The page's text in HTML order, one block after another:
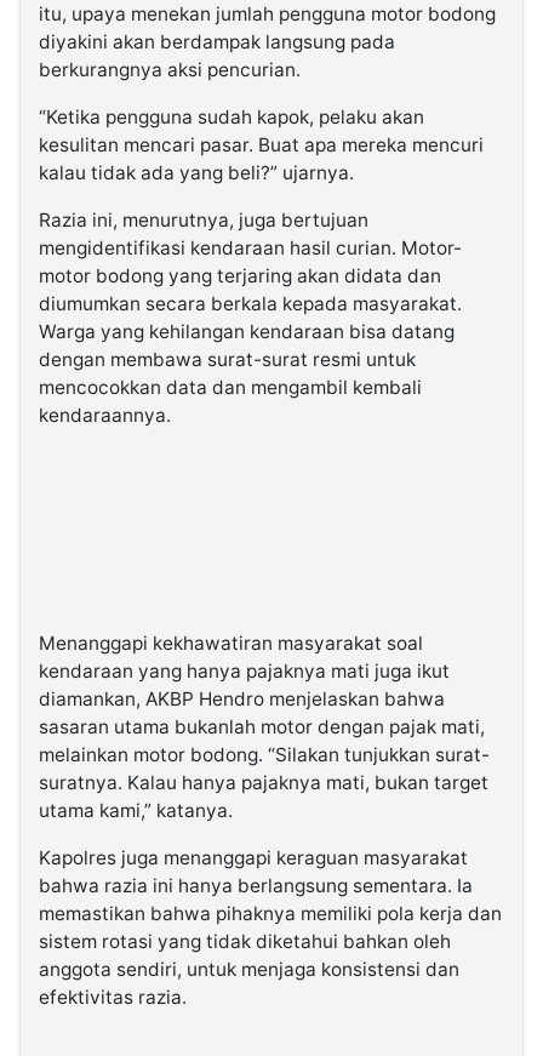
itu, upaya menekan jumlah pengguna motor bodong
diyakini akan berdampak langsung pada
berkurangnya aksi pencurian.
“Ketika pengguna sudah kapok, pelaku akan
kesulitan mencari pasar. Buat apa mereka mencuri
kalau tidak ada yang beli?” ujarnya.
Razia ini, menurutnya, juga bertujuan
mengidentifikasi kendaraan hasil curian. Motor-
motor bodong yang terjaring akan didata dan
diumumkan secara berkala kepada masyarakat.
Warga yang kehilangan kendaraan bisa datang
dengan membawa surat-surat resmi untuk
mencocokkan data dan mengambil kembali
kendaraannya.
Menanggapi kekhawatiran masyarakat soal
kendaraan yang hanya pajaknya mati juga ikut
diamankan, AKBP Hendro menjelaskan bahwa
sasaran utama bukanlah motor dengan pajak mati,
melainkan motor bodong. “Silakan tunjukkan surat-
suratnya. Kalau hanya pajaknya mati, bukan target
utama kami,” katanya.
Kapolres juga menanggapi keraguan masyarakat
bahwa razia ini hanya berlangsung sementara. Ia
memastikan bahwa pihaknya memiliki pola kerja dan
sistem rotasi yang tidak diketahui bahkan oleh
anggota sendiri, untuk menjaga konsistensi dan
efektivitas razia.